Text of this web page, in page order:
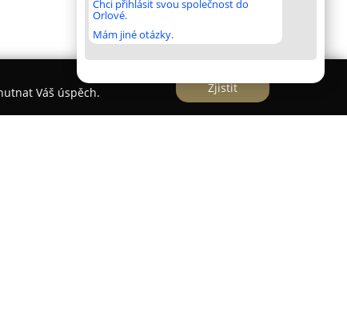
Chci přihlásit svou společnost do
Orlové.
Mám jiné otázky.
Váš úspěch.
Zjistit